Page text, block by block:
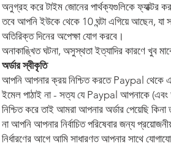
অনুগ্রহ করে টাইম জোনের পার্থক্যগুলিকে ফ্যাক্টর
তবে আপনি ইউকে থেকে 10 ঘন্টা এগিয়ে আছেন, যা
অতিরিক্ত দিনের অপেক্ষা যোগ করবে।
অনাকাঙ্খিত ঘটনা, অসুস্থতা ইত্যাদির কারণে খুব
অর্ডার স্বীকৃতি
আপনি আপনার ক্রয় নিশ্চিত করতে Paypal থেকে
ইমেল পাঠাই না - সত্য যে Paypal আপনাকে (এবং
নিশ্চিত করে তাই আমরা আপনার অর্ডার পেয়েছি
না আপনি আপনার নির্বাচিত পরিষেবার জন্য
নির্ধারণের আগে আমি সাধারণত আপনার সাথে